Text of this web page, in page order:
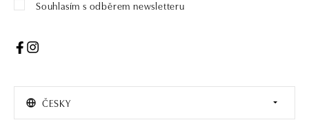
Souhlasím s odběrem newsletteru
ČESKY